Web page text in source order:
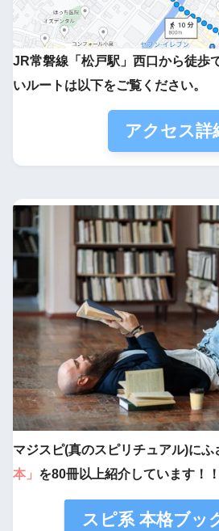
JR常磐線「松戸駅」西口から徒歩
いルートは以下をご覧ください。
アクセス詳
マジスピ(真のスピリチュアル)にふ
本」 を80冊以上紹介しています！！
スピ系 本格ブッ